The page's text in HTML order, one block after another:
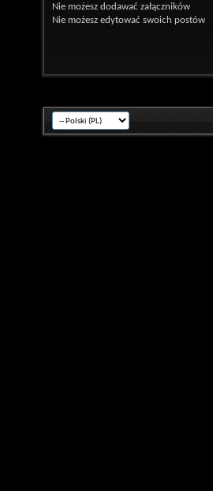
Nie możesz dodawać załączników
Nie możesz edytować swoich postów